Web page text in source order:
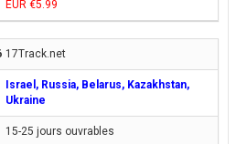
EUR €5.99
17Track.net
Israel, Russia, Belarus, Kazakhstan,
Ukraine
15-25 jours ouvrables